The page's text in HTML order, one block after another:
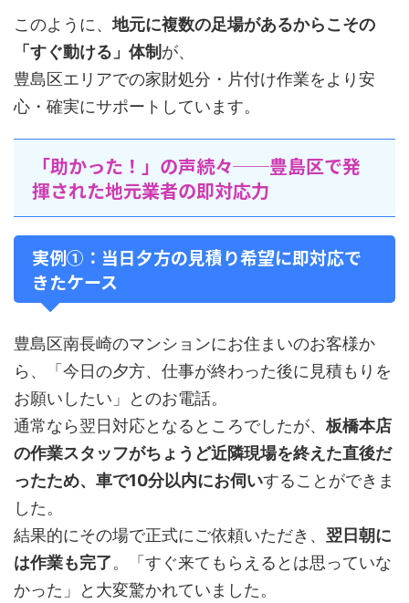
このように、地元に複数の足場があるからこその
「すぐ動ける」体制 が、
豊島区エリアでの家財処分・片付け作業をより安
心・確実にサポートしています。
「助かった！」の声続々──豊島区で発
揮された地元業者の即対応力
実例①：当日夕方の見積り希望に即対応で
きたケース
豊島区南長崎のマンションにお住まいのお客様か
ら、「今日の夕方、仕事が終わった後に見積もりを
お願いしたい」とのお電話。
通常なら翌日対応となるところでしたが、板橋本店
の作業スタッフがちょうど近隣現場を終えた直後だ
ったため、車で10分以内にお伺いすることができま
した。
結果的にその場で正式にご依頼いただき、 翌日朝に
は作業も完了。「すぐ来てもらえるとは思っていな
かった」と大変驚かれていました。